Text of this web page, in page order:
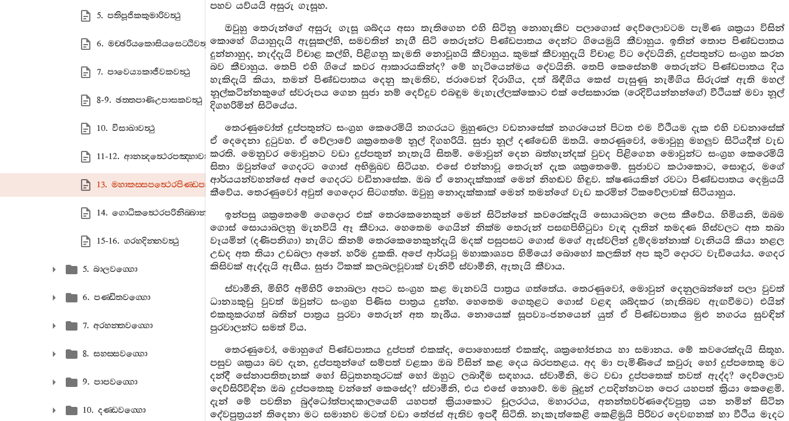
5. පතිපූජිකකුමාරිවත්‍ථු
6. මච‍්ඡරියකොසියසෙට‍්ඨිවත්‍ථු
7. පාවෙය්‍යකාජීවකවත්‍ථු
8-9. ඡත‍්තපාණිඋපාසකවත්‍ථු
10. විසාඛාවත්‍ථු
11-12. ආනන්‍දත්‍ථෙරපඤ‍්හාවත්‍ථු
13. මහාකස‍්සපත්‍ථෙරපිණ‍්ඩපාතදින‍්නවත්‍ථු
14. ගොධිකත්‍ථෙරපරිනිබ‍්බානවත්‍ථු
15-16. ගරහදින‍්නවත්‍ථු
5. බාලවග‍්ගො
6. පණ‍්ඩිතවග‍්ගො
7. අරහන‍්තවග‍්ගො
8. සහස‍්සවග‍්ගො
9. පාපවග‍්ගො
10. දණ‍්ඩවග‍්ගො
පහව යව්යයි අසුරු ගැසූහ.
ඔවුහු තෙරුන්ගේ අසුරු ගැසූ ශබ්දය අසා තැතිගෙන එහි සිටිනු නොහැකිව පලාගොස් දෙව්ලොවටම පැමිණ ශක්‍රයා විසින්
කොහේ ගියාහුදැයි ඇසූකල්හි, සමවතින් නැගී සිටි තෙරුන්ට පිණ්ඩපාතය දෙන්ට ගියෙමුයි කීවාහුය. ඉතින් තොප පිණ්ඩපාතය
දුන්නාහුද, නැද්දැයි විචාළ කල්හි, පිළිගනු කැමති නොවූහයි කීවාහුය. කුමක් කීවාහුදැයි විචාළ විට දේවයිනි, දුප්පතුන්ට සංග්‍රහ කරන
බව කීවාහුය. තෙපි එහි ගියේ කවර ආකාරයකින්ද? මේ හැටියෙන්මය දේවයිනි. තෙපි කෙසේනම් තෙරුන්ට පිණ්ඩපාතය දිය
හැකිදැයි කියා, තමන් පිණ්ඩපාතය දෙනු කැමතිව, ජරාවෙන් දිරාගිය, දත් බිඳීගිය කෙස් පැසුණු නැමීගිය සිරුරක් ඇති මහල්
නූල්කටින්නකුගේ ස්වරූපය ගෙන සුජා නම් දෙව්දුව එබඳුම මැහැල්ලක්කොට එක් පේසකාරක (රෙදිවියන්නන්ගේ) වීථියක් මවා නූල්
දිගහරිමින් සිටියේය.
තෙරණුවෝත් දුප්පතුන්ට සංග්‍රහ කෙරෙමියි නගරයට මුහුණලා වඩනාසේක් නගරයෙන් පිටත එම වීථියම දැක එහි වඩනාසේක්
ඒ දෙදෙනා දුටුවහ. ඒ වේලාවේ ශක්‍රතෙමේ නූල් දිගහරියි. සුජා නූල් දණ්ඩෙහි ඔතයි. තෙරණුවෝ, මොවුහු මහලුව සිටියදීත් වැඩ
කරති. මෙනුවර මොවුනට වඩා දුප්පතුන් නැතැයි සිතමි. මොවුන් දෙන බත්හැන්දක් වුවද පිළිගෙන මොවුන්ට සංග්‍රහ කෙරෙමියි
සිතා ඔවුන්ගේ ගෙදරට ගොස් අභිමුඛව සිටියහ. එසේ එන්නාවූ තෙරුන් දැක ශක්‍රතෙමේ. සුජාවට කථාකොට, සොඳුර, මගේ
ආර්යයන්වහන්සේ අපේ ගෙදරට වඩිනාසේක. ඔබ ඒ නොදැක්කාක් මෙන් නිහඬව හිඳුව. ක්ෂණයකින් රවටා පිණ්ඩපාතය දෙමුයයි
කීවේය. තෙරණුවෝ අවුත් ගෙදොර සිටගත්හ. ඔවුහු නොදැක්කාක් මෙන් තමන්ගේ වැඩ කරමින් ටිකවේලාවක් සිටියාහුය.
ඉන්පසු ශක්‍රතෙමේ ගෙදොර එක් තෙරකෙනෙකුන් මෙන් සිටින්නේ කවරෙක්දැයි සොයාබලන ලෙස කීවේය. හිමියනි, ඔබම
ගොස් සොයාබලනු මැනවියි ඈ කීවාය. හෙතෙම ගෙයින් නික්ම තෙරුන් පසඟපිහිටුවා වැඳ දෑතින් තමදණ හිස්වලට අත තබා
වෑයමින් (දණිපනිගා) නැගිට කිනම් තෙරකෙනෙකුන්දැයි මදක් පසුපසට ගොස් මගේ ඇස්වලින් දුම්දමන්නාක් වැනියයි කියා නළල
උඩද අත තියා උඩබලා අනේ. හරිම දුකකි. අපේ ආර්යවූ මහාකාශ්‍යප හිමියෝ බොහෝ කලකින් අප කුටි දොරට වැඩියෝය. ගෙදර
කිසිවක් ඇද්දැයි ඇසීය. සුජා ටිකක් කලබලවූවාක් වැනිවී ස්වාමීනි, ඇතැයි කීවාය.
ස්වාමීනි, මිහිරි අමිහිරි නොබලා අපට සංග්‍රහ කළ මැනවයි පාත්‍රය ගත්තේය. තෙරණුවෝ, මොවුන් දෙනුලබන්නේ පලා වුවත්
ධාන්‍යකුඩු වුවත් ඔවුන්ට සංග්‍රහ පිණිස පාත්‍රය දුන්හ. හෙතෙම ගෙතුළට ගොස් වළඳ ශබ්දකර (නැතිබව ඇඟවීමට) එයින්
එකතුකරගත් බතින් පාත්‍රය පුරවා තෙරුන් අත තැබීය. නොයෙක් සූපව්‍යංජනයෙන් යුත් ඒ පිණ්ඩපාතය මුළු නගරය සුවඳින්
පුරවාලන්ට සමත් විය.
තෙරණුවෝ, මොහුගේ පිණ්ඩපාතය දුප්පත් එකක්ද, පොහොසත් එකක්ද, ශක්‍රභෝජනය හා සමානය. මේ කවරෙක්දැයි සිතූහ.
පසුව ශක්‍රයා බව දැන, දුප්පතුන්ගේ සම්පත් වළකා ඔබ විසින් කළ දෙය බරපතළය. අද මා පැමිණියේ කවුරු හෝ දුප්පතෙකු මට
දන්දී සේනාපතිතැනක් හෝ සිටුතනතුරටක් හෝ ඔහුට ලබාදීම සඳහාය. ස්වාමීනි, මට වඩා දුප්පතෙක් තවත් ඇද්ද? දෙව්ලොව
දෙව්සිරිවිඳින ඔබ දුප්පතෙකු වන්නේ කෙසේද? ස්වාමීනි, එය එසේ නොවේ. මම බුදුන් උපදින්නටන පෙර යහපත් ක්‍රියා කෙළෙමි.
දැන් මේ පවතින බුද්ධෝත්පාදකාලයෙහි යහපත් ක්‍රියාකොට චූලරථය, මහාරථය, අනන්තවර්ණදේවපුත්‍ර යන නමින් සිටින
දේවපුත්‍රයන් තිදෙනා මට සමානව මටත් වඩා තේජස් ඇතිව ඉපදී සිටිති. නැකැත්කෙළි කෙළිමුයි පිරිවර දෙවඟනක් හා වීථිය මැදට